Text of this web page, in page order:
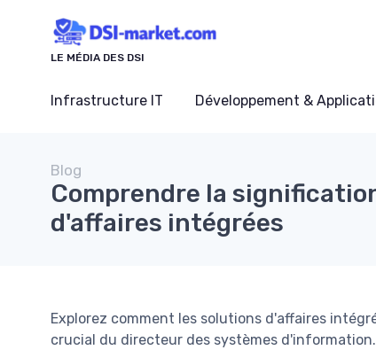
LE MÉDIA DES DSI
Infrastructure IT Développement &
Blog
Comprendre la
d'affaires intégrées
Explorez comment les solutions d'affaires
crucial du directeur des systèmes d'information.